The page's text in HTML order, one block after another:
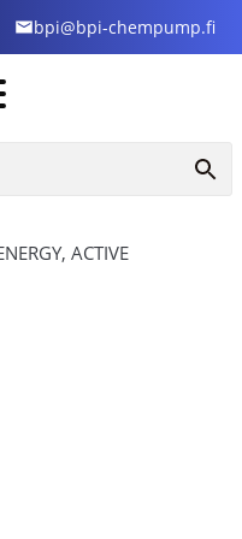
bpi@bpi-chempump.fi
ACTIVE